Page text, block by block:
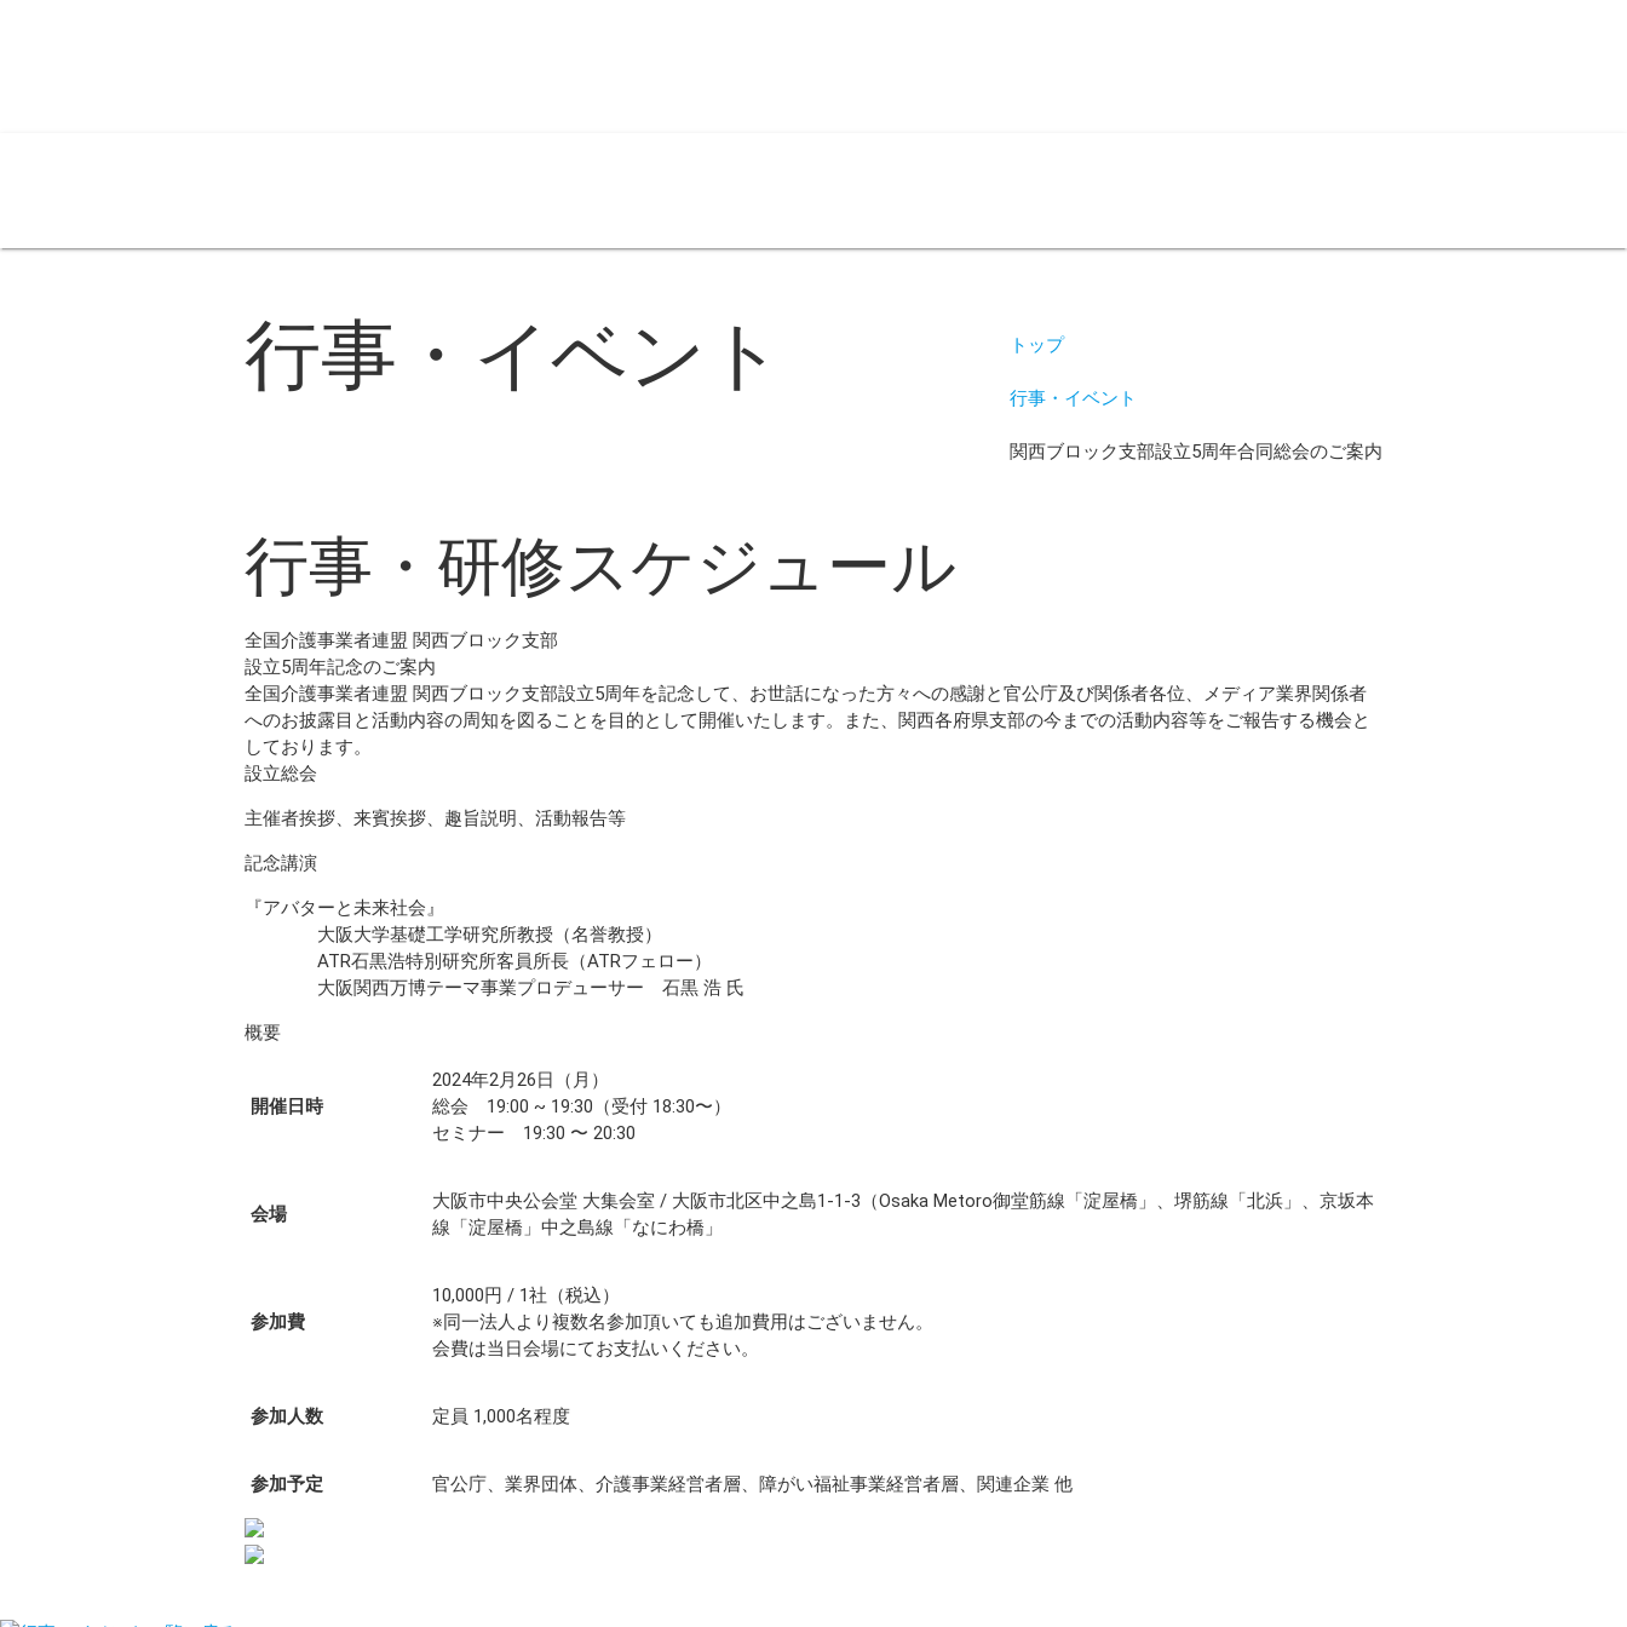
トップ
行事・イベント
関西ブロック支部設立5周年合同総会のご案内
行事・イベント
行事・研修スケジュール
全国介護事業者連盟 関西ブロック支部
設立5周年記念のご案内
全国介護事業者連盟 関西ブロック支部設立5周年を記念して、お世話になった方々への感謝と官公庁及び関係者各位、メディア業界関係者
へのお披露目と活動内容の周知を図ることを目的として開催いたします。また、関西各府県支部の今までの活動内容等をご報告する機会と
しております。
設立総会
主催者挨拶、来賓挨拶、趣旨説明、活動報告等
記念講演
『アバターと未来社会』
大阪大学基礎工学研究所教授（名誉教授）
ATR石黒浩特別研究所客員所長（ATRフェロー）
大阪関西万博テーマ事業プロデューサー 石黒 浩 氏
概要
開催日時
2024年2月26日（月）
総会 19:00 ~ 19:30（受付 18:30〜）
セミナー 19:30 〜 20:30
会場
大阪市中央公会堂 大集会室 / 大阪市北区中之島1-1-3（Osaka Metoro御堂筋線「淀屋橋」、堺筋線「北浜」、京坂本
線「淀屋橋」中之島線「なにわ橋」
参加費
10,000円 / 1社（税込）
※同一法人より複数名参加頂いても追加費用はございません。
会費は当日会場にてお支払いください。
参加人数 定員 1,000名程度
参加予定 官公庁、業界団体、介護事業経営者層、障がい福祉事業経営者層、関連企業 他